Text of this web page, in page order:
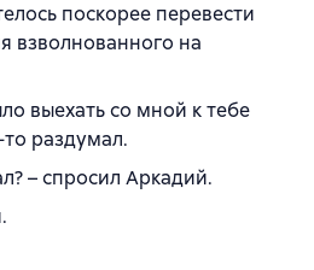
поскорее перевести
взволнованного на
выехать со мной к тебе
раздумал.
– спросил Аркадий.